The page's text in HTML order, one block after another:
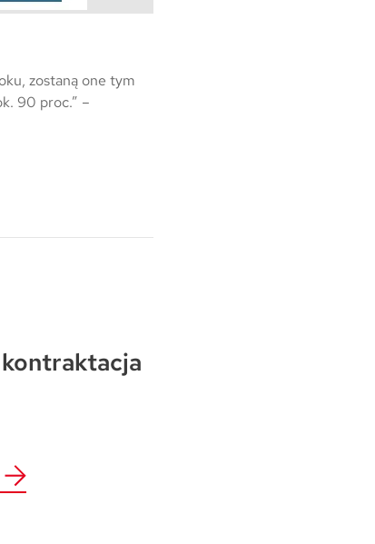
Warszawa
Mapa inwestycji
zostaną one tym
90 proc.” –
kontraktacja